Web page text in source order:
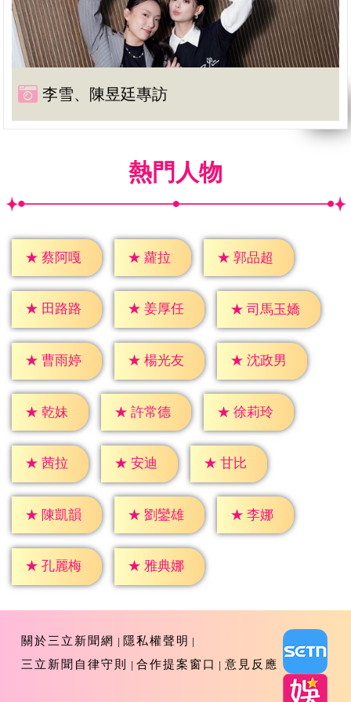
李雪、陳昱廷專訪
熱門人物
★ 蔡阿嘎 ★ 蘿拉 ★ 郭品超
★ 田路路 ★ 姜厚任 ★ 司馬玉嬌
★ 曹雨婷 ★ 楊光友 ★ 沈政男
★ 乾妹 ★ 許常德 ★ 徐莉玲
★ 茜拉 ★ 安迪 ★ 甘比
★ 陳凱韻 ★ 劉鑾雄 ★ 李娜
★ 孔麗梅 ★ 雅典娜
關於三立新聞網
隱私權聲明
三立新聞自律守則
合作提案窗口 意見反應